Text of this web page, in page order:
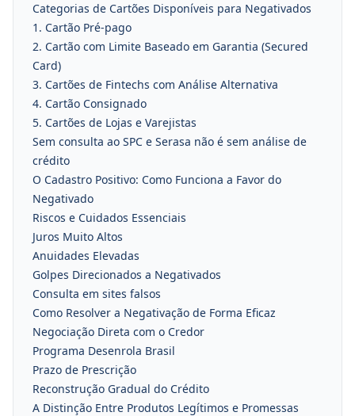
Categorias de Cartões Disponíveis para Negativados
1. Cartão Pré-pago
2. Cartão com Limite Baseado em Garantia (Secured
Card)
3. Cartões de Fintechs com Análise Alternativa
4. Cartão Consignado
5. Cartões de Lojas e Varejistas
Sem consulta ao SPC e Serasa não é sem análise de
crédito
O Cadastro Positivo: Como Funciona a Favor do
Negativado
Riscos e Cuidados Essenciais
Juros Muito Altos
Anuidades Elevadas
Golpes Direcionados a Negativados
Consulta em sites falsos
Como Resolver a Negativação de Forma Eficaz
Negociação Direta com o Credor
Programa Desenrola Brasil
Prazo de Prescrição
Reconstrução Gradual do Crédito
A Distinção Entre Produtos Legítimos e Promessas